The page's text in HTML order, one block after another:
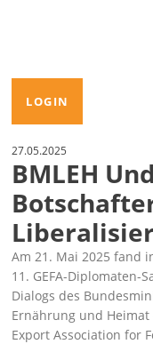
LOGIN
27.05.2025
BMLEH
Am 21. Mai 2025 fand
11. GEFA-Diplomaten-
Dialogs des
Ernährung und Heimat
Export Association for